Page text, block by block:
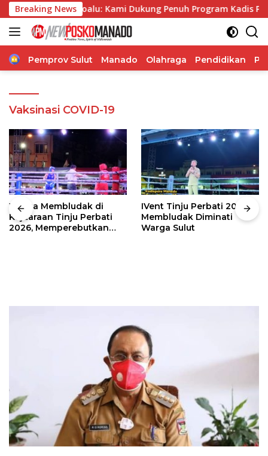
Langsung
ke
konten
Breaking News
Telly Ticoalu: Kami Dukung Penuh Program Kadis
Home
Pemprov Sulut Manado Olahraga Pendidikan
Vaksinasi COVID-19
Warga Membludak di
Kejuaraan Tinju Perbati
2026, Memperebutkan
IVent Tinju Perbati 2026
Membludak Diminati
Warga Sulut